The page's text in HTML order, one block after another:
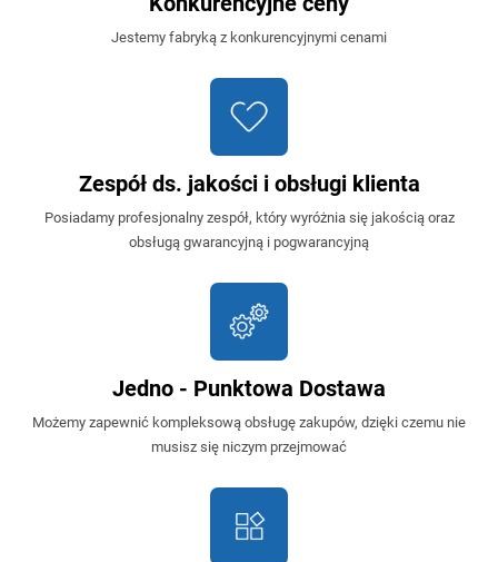
Jestemy fabryką z konkurencyjnymi cenami
Zespół ds. jakości i obsługi klienta
Posiadamy profesjonalny zespół, który wyróżnia się jakością oraz
obsługą gwarancyjną i pogwarancyjną
Jedno - Punktowa Dostawa
Możemy zapewnić kompleksową obsługę zakupów, dzięki czemu nie
musisz się niczym przejmować